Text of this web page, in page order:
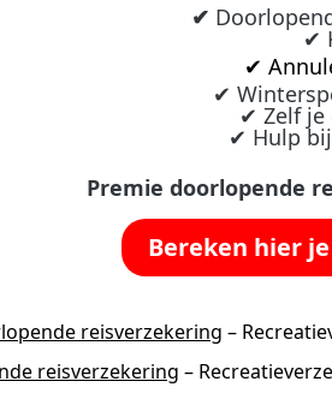
✔
✔
✔
✔
✔ Zelf je
✔ Hulp
Premie doorlopende
Bereken hier
reisverzekering –
reisverzekering –